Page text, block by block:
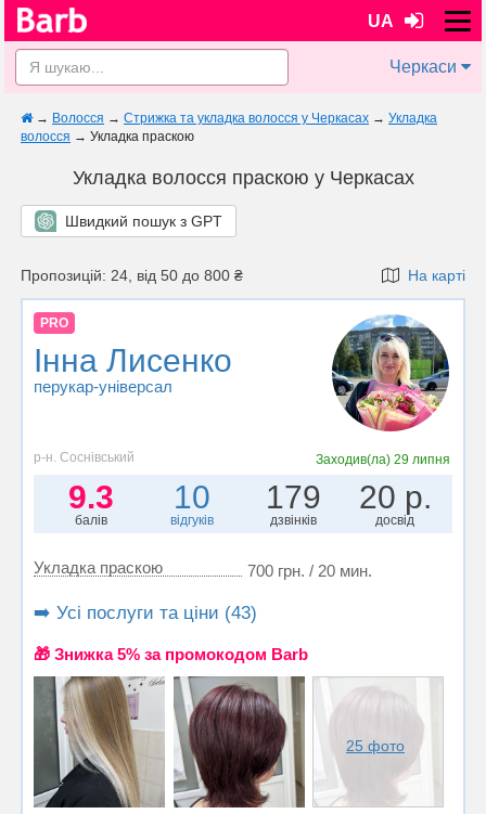
UA
Черкаси
→ Волосся → Стрижка та укладка волосся у Черкасах → Укладка
волосся → Укладка праскою
Укладка волосся праскою у Черкасах
Швидкий пошук з GPT
Пропозицій: 24, від 50 до 800 ₴ На карті
PRO
Інна Лисенко
перукар-універсал
р-н. Соснівський Заходив(ла) 29 липня
9.3
балів
10
відгуків
179
дзвінків
20 р.
досвід
Укладка праскою 700 грн. / 20 мин.
➡️ Усі послуги та ціни (43)
🎁 Знижка 5% за промокодом Barb
25 фото